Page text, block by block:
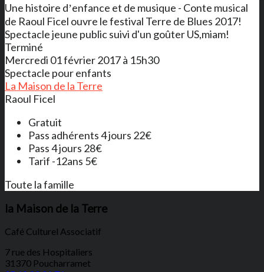
Une histoire dʼenfance et de musique - Conte musical
de Raoul Ficel ouvre le festival Terre de Blues 2017!
Spectacle jeune public suivi d'un goûter US,miam!
Terminé
Mercredi 01 février 2017 à 15h30
Spectacle pour enfants
La Maison de la Terre
Raoul Ficel
Gratuit
Pass adhérents 4 jours 22€
Pass 4 jours 28€
Tarif -12ans 5€
Toute la famille
la Maison de la Terre
Café Culturel Associatif
7 rue des Hospitaliers
31370 Poucharramet